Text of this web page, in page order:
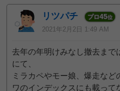
リツパチ プロ45位
2021年2月2日 1:49 AM
去年の年明けみなし撤去まで
にて、
ミラカペやモー娘、爆走な
ワのインデックスにも載って